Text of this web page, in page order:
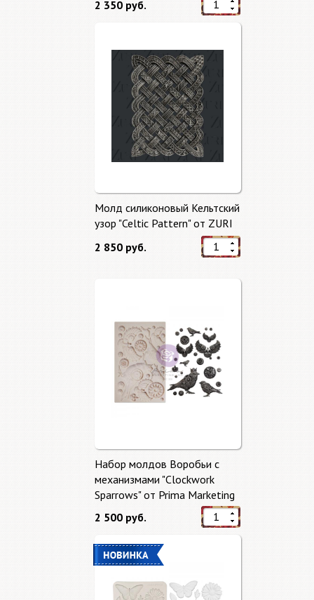
2 350 руб.
Молд силиконовый Кельтский
узор "Celtic Pattern" от ZURI
2 850 руб.
Набор молдов Воробьи с
механизмами "Clockwork
Sparrows" от Prima Marketing
2 500 руб.